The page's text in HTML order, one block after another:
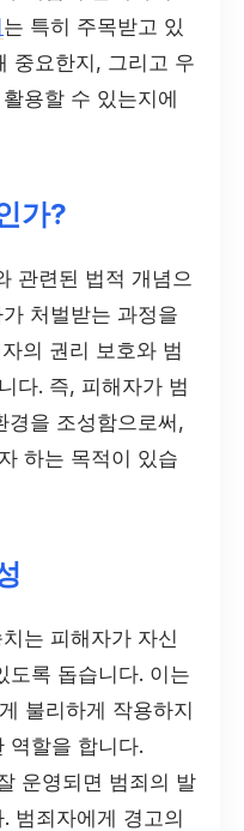
는 특히 주목받고 있
중요한지, 그리고 우
용할 수 있는지에
가?
관련된 법적 개념으
처벌받는 과정을
의 권리 보호와 범
다. 즉, 피해자가 범
경을 조성함으로써,
하는 목적이 있습
는 피해자가 자신
도록 돕습니다. 이는
불리하게 작용하지
역할을 합니다.
운영되면 범죄의 발
범죄자에게 경고의